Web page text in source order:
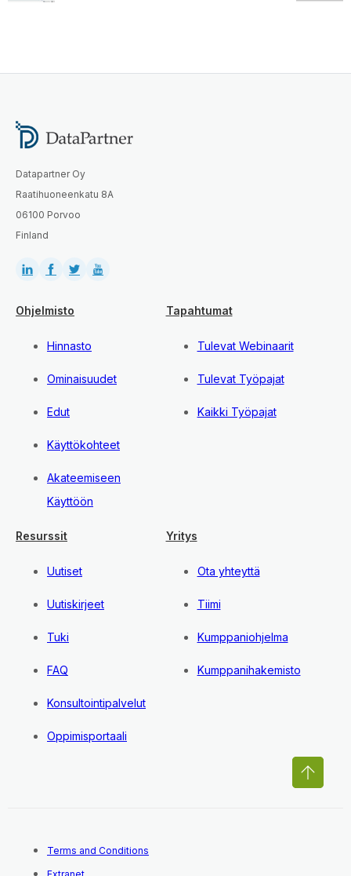
Datapartner Oy
Raatihuoneenkatu 8A
06100 Porvoo
Finland
Ohjelmisto
Hinnasto
Ominaisuudet
Edut
Käyttökohteet
Akateemiseen
Käyttöön
Tapahtumat
Tulevat Webinaarit
Tulevat Työpajat
Kaikki Työpajat
Resurssit
Uutiset
Uutiskirjeet
Tuki
FAQ
Konsultointipalvelut
Oppimisportaali
Yritys
Ota yhteyttä
Tiimi
Kumppaniohjelma
Kumppanihakemisto
Terms and Conditions